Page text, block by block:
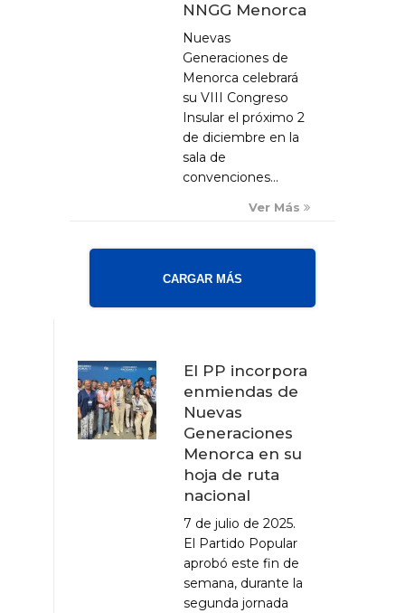
NNGG Menorca
Nuevas
Generaciones de
Menorca celebrará
su VIII Congreso
Insular el próximo 2
de diciembre en la
sala de
convenciones...
Ver Más
CARGAR MÁS
El PP incorpora
enmiendas de
Nuevas
Generaciones
Menorca en su
hoja de ruta
nacional
7 de julio de 2025.
El Partido Popular
aprobó este fin de
semana, durante la
segunda jornada